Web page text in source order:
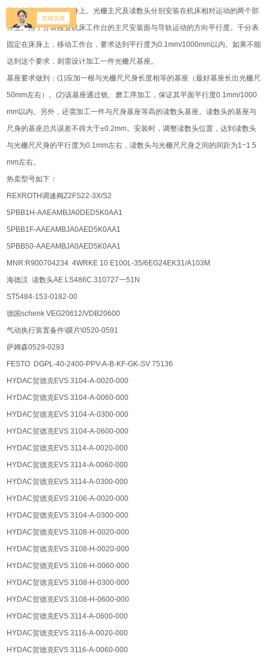
装在打底涂漆的机床身上。光栅主尺及读数头分别安装在机床相对运动的两个部
件上。用千分表检查机床工作台的主尺安装面与导轨运动的方向平行度。千分表
固定在床身上，移动工作台，要求达到平行度为0.1mm/1000mm以内。如果不能
达到这个要求，则需设计加工一件光栅尺基座。
基座要求做到：(1)应加一根与光栅尺尺身长度相等的基座（最好基座长出光栅尺
50mm左右）。(2)该基座通过铣、磨工序加工，保证其平面平行度0.1mm/1000
mm以内。另外，还需加工一件与尺身基座等高的读数头基座。读数头的基座与
尺身的基座总共误差不得大于±0.2mm。安装时，调整读数头位置，达到读数头
与光栅尺尺身的平行度为0.1mm左右，读数头与光栅尺尺身之间的间距为1~1.5
mm左右。
热卖型号如下：
REXROTH调速阀Z2FS22-3X/S2
5PBB1H-AAEAMBJA0DED5K0AA1
5PBB1F-AAEAMBJA0AED5K0AA1
5PBB50-AAEAMBJA0AED5K0AA1
MNR:R900704234 4WRKE 10 E100L-35/6EG24EK31/A103M
海德汉 读数头AE LS486C.310727一51N
ST5484-153-0182-00
德国schenk VEG20612/VDB20600
气动执行装置备件\膜片\0520-0591
萨姆森0529-0293
FESTO DGPL-40-2400-PPV-A-B-KF-GK-SV 75136
HYDAC贺德克EVS 3104-A-0020-000
HYDAC贺德克EVS 3104-A-0060-000
HYDAC贺德克EVS 3104-A-0300-000
HYDAC贺德克EVS 3104-A-0600-000
HYDAC贺德克EVS 3114-A-0020-000
HYDAC贺德克EVS 3114-A-0060-000
HYDAC贺德克EVS 3114-A-0300-000
HYDAC贺德克EVS 3106-A-0020-000
HYDAC贺德克EVS 3104-A-0300-000
HYDAC贺德克EVS 3108-H-0020-000
HYDAC贺德克EVS 3108-H-0020-000
HYDAC贺德克EVS 3108-H-0060-000
HYDAC贺德克EVS 3108-H-0300-000
HYDAC贺德克EVS 3108-H-0600-000
HYDAC贺德克EVS 3114-A-0600-000
HYDAC贺德克EVS 3116-A-0020-000
HYDAC贺德克EVS 3116-A-0060-000